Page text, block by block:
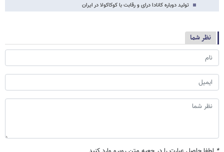
تولید دوباره کانادا‌‌ درای و رقابت با کوکاکولا در ایران
نظر شما